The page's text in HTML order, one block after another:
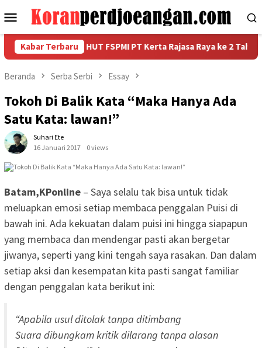
ke
Menu
Mobile
Kabar Terbaru
HUT FSPMI PT Kerta Rajasa Raya ke 2 Tahun
Beranda Serba Serbi Essay
Tokoh Di Balik Kata “Maka Hanya Ada
Satu Kata: lawan!”
Suhari Ete
16 Januari 2017
0 views
Batam,KPonline – Saya selalu tak bisa untuk tidak
meluapkan emosi setiap membaca penggalan Puisi di
bawah ini. Ada kekuatan dalam puisi ini hingga siapapun
yang membaca dan mendengar pasti akan bergetar
jiwanya, seperti yang kini tengah saya rasakan. Dan dalam
setiap aksi dan kesempatan kita pasti sangat familiar
dengan penggalan kata berikut ini:
“Apabila usul ditolak tanpa ditimbang
Suara dibungkam kritik dilarang tanpa alasan